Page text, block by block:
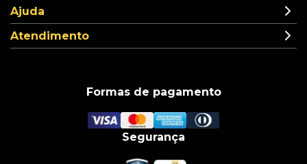
Ajuda
Atendimento
Formas de pagamento
Segurança